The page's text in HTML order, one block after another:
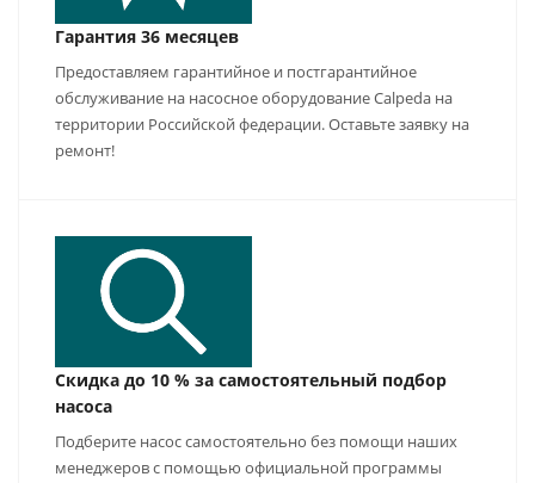
Гарантия 36 месяцев
Предоставляем гарантийное и постгарантийное
обслуживание на насосное оборудование Calpeda на
территории Российской федерации. Оставьте заявку на
ремонт!
Скидка до 10 % за самостоятельный подбор
насоса
Подберите насос самостоятельно без помощи наших
менеджеров с помощью официальной программы